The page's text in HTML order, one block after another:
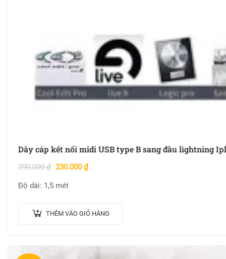
Dây cáp kết nối midi USB type B sang đầu lightning
290.000₫ 230.000₫
Độ dài: 1,5 mét
THÊM VÀO GIỎ HÀNG